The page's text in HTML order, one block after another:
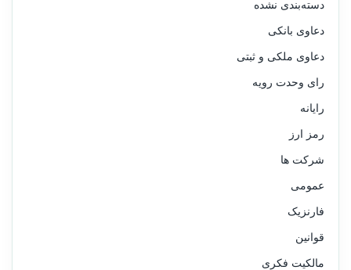
دسته‌بندی نشده
دعاوی بانکی
دعاوی ملکی و ثبتی
رای وحدت رویه
رایانه
رمز ارز
شرکت ها
عمومی
فارنزیک
قوانین
مالکیت فکری